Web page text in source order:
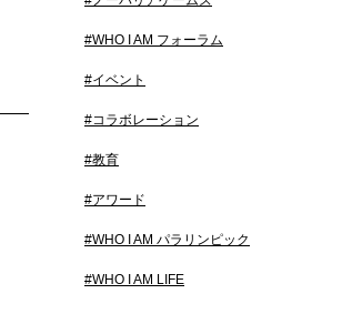
#WHO I AM フォーラム
#イベント
#コラボレーション
#教育
#アワード
#WHO I AM パラリンピック
#WHO I AM LIFE